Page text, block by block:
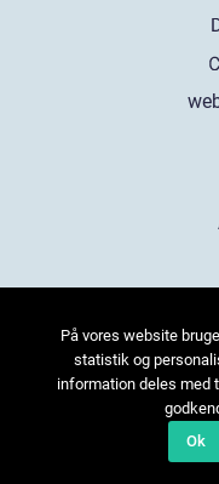
På vores website
statistik og
information deles med
Ok